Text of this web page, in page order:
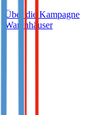
Über die Kampagne
Warenhäuser